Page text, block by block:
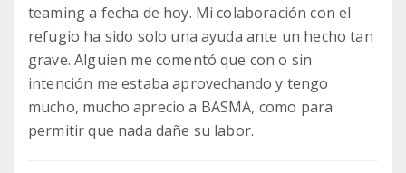
teaming a fecha de hoy. Mi colaboración con el
refugio ha sido solo una ayuda ante un hecho tan
grave. Alguien me comentó que con o sin
intención me estaba aprovechando y tengo
mucho, mucho aprecio a BASMA, como para
permitir que nada dañe su labor.